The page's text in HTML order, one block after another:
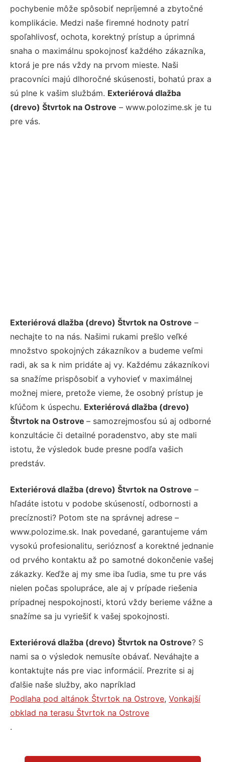
pochybenie môže spôsobiť nepríjemné a zbytočné
komplikácie. Medzi naše firemné hodnoty patrí
spoľahlivosť, ochota, korektný prístup a úprimná
snaha o maximálnu spokojnosť každého zákazníka,
ktorá je pre nás vždy na prvom mieste. Naši
pracovníci majú dlhoročné skúsenosti, bohatú prax a
sú plne k vašim službám. Exteriérová dlažba
(drevo) Štvrtok na Ostrove – www.polozime.sk je tu
pre vás.
Exteriérová dlažba (drevo) Štvrtok na Ostrove –
nechajte to na nás. Našimi rukami prešlo veľké
množstvo spokojných zákazníkov a budeme veľmi
radi, ak sa k nim pridáte aj vy. Každému zákazníkovi
sa snažíme prispôsobiť a vyhovieť v maximálnej
možnej miere, pretože vieme, že osobný prístup je
kľúčom k úspechu. Exteriérová dlažba (drevo)
Štvrtok na Ostrove – samozrejmosťou sú aj odborné
konzultácie či detailné poradenstvo, aby ste mali
istotu, že výsledok bude presne podľa vašich
predstáv.
Exteriérová dlažba (drevo) Štvrtok na Ostrove –
hľadáte istotu v podobe skúseností, odbornosti a
precíznosti? Potom ste na správnej adrese –
www.polozime.sk. Inak povedané, garantujeme vám
vysokú profesionalitu, serióznosť a korektné jednanie
od prvého kontaktu až po samotné dokončenie vašej
zákazky. Keďže aj my sme iba ľudia, sme tu pre vás
nielen počas spolupráce, ale aj v prípade riešenia
prípadnej nespokojnosti, ktorú vždy berieme vážne a
snažíme sa ju vyriešiť k vašej spokojnosti.
Exteriérová dlažba (drevo) Štvrtok na Ostrove? S
nami sa o výsledok nemusíte obávať. Neváhajte a
kontaktujte nás pre viac informácií. Prezrite si aj
ďalšie naše služby, ako napríklad
Podlaha pod altánok Štvrtok na Ostrove, Vonkajší
obklad na terasu Štvrtok na Ostrove
.